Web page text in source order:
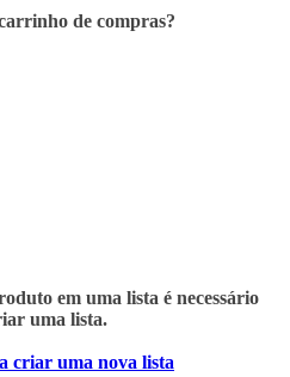
de compras?
em uma lista é necessário
uma lista.
criar uma nova lista